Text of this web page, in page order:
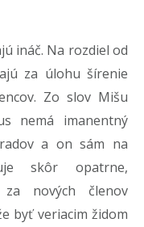
ináč. Na rozdiel od
za úlohu šírenie
Zo slov Mišu
nemá imanentný
a on sám na
skôr opatrne,
za nových členov
byť veriacim židom